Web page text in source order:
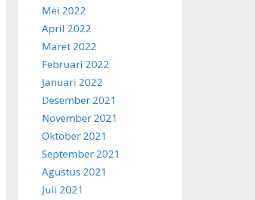
Mei 2022
April 2022
Maret 2022
Februari 2022
Januari 2022
Desember 2021
November 2021
Oktober 2021
September 2021
Agustus 2021
Juli 2021